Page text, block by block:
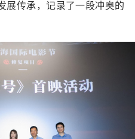
展传承，记录了一段冲奥的